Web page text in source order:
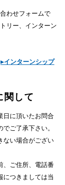
わせフォームで
リー、インターン
▸インターンシップ
関して
日に頂いたお問合
ご了承下さい。
ない場合がござい
、ご住所、電話番
につきましては当